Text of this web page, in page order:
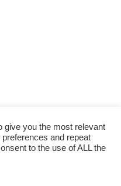
give you the most relevant
and repeat
to the use of ALL the